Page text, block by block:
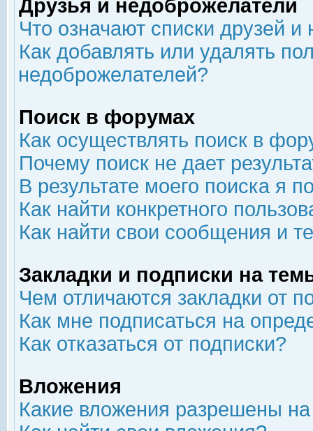
Друзья и недоброжелатели
Что означают списки друзей
Как добавлять или удалять
недоброжелателей?
Поиск в форумах
Как осуществлять поиск в
Почему поиск не дает
В результате моего поиска я
Как найти конкретного
Как найти свои сообщения и
Закладки и подписки на
Чем отличаются закладки от
Как мне подписаться на
Как отказаться от подписки?
Вложения
Какие вложения разрешены